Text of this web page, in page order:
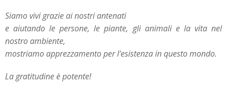
Siamo vivi grazie ai nostri antenati
e aiutando le persone, le piante, gli animali e la vita nel
nostro ambiente,
mostriamo apprezzamento per l'esistenza in questo mondo.
La gratitudine è potente!